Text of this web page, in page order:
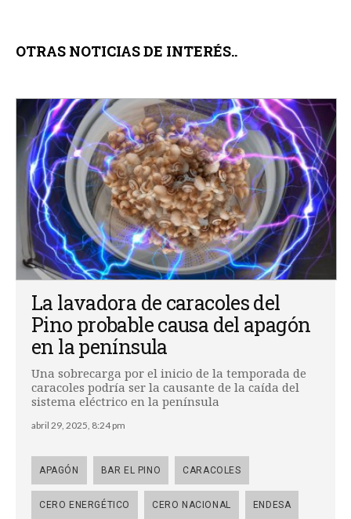
OTRAS NOTICIAS DE INTERÉS..
La lavadora de caracoles del
Pino probable causa del apagón
en la península
Una sobrecarga por el inicio de la temporada de
caracoles podría ser la causante de la caída del
sistema eléctrico en la península
abril 29, 2025, 8:24 pm
APAGÓN BAR EL PINO CARACOLES
CERO ENERGÉTICO CERO NACIONAL ENDESA